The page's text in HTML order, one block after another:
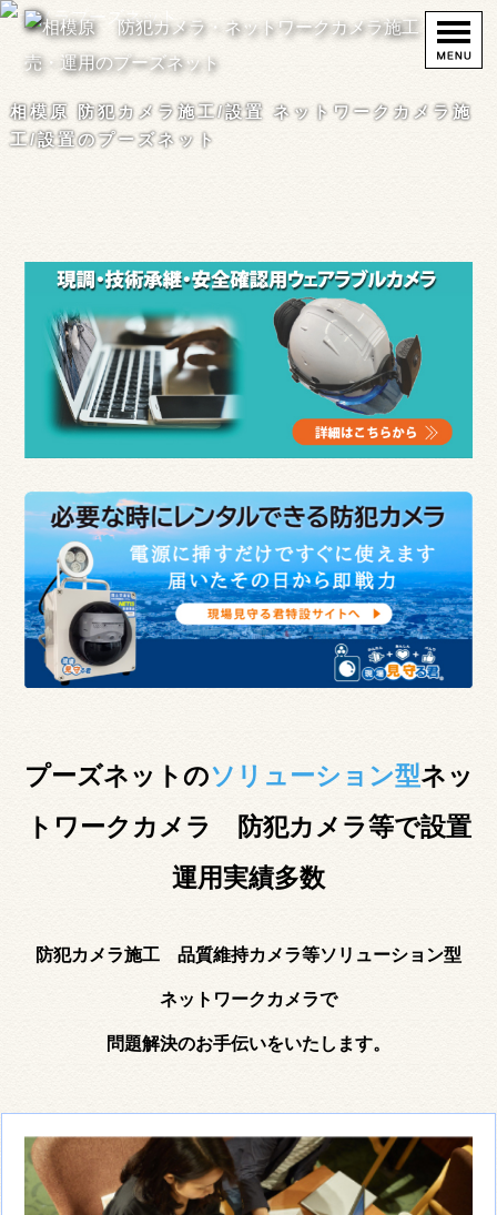
相模原 防犯カメラ施工/設置 ネットワークカメラ施
工/設置のプーズネット
プーズネットのソリューション型ネッ
トワークカメラ 防犯カメラ等で設置
運用実績多数
防犯カメラ施工 品質維持カメラ等ソリューション型
ネットワークカメラで
問題解決のお手伝いをいたします。